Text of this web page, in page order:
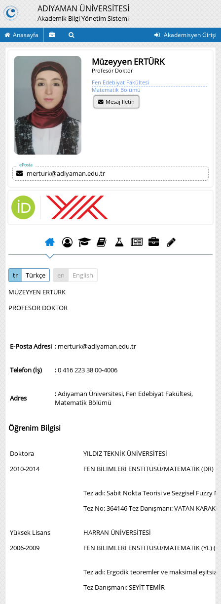
ADIYAMAN ÜNİVERSİTESİ
Akademik Bilgi Yönetim Sistemi
Anasayfa Akademisyen Girişi
Müzeyyen ERTÜRK
Profesör Doktor
Fen Edebiyat Fakültesi
Matematik Bölümü
Mesaj İletin
ePosta
merturk@adiyaman.edu.tr
tr Türkçe en
English
MÜZEYYEN ERTÜRK
PROFESÖR DOKTOR
E-Posta Adresi : merturk@adiyaman.edu.tr
Telefon (İş) :0 416 223 38 00-4006
Adres :Adıyaman Üniversitesi, Fen Edebiyat Fakültesi,
Matematik Bölümü
Öğrenim Bilgisi
Doktora
2010-2014
YILDIZ TEKNİK ÜNİVERSİTESİ
FEN BİLİMLERİ ENSTİTÜSÜ/MATEMATİK (DR)
Tez adı: Sabit Nokta Teorisi ve Sezgisel Fuzzy
Tez No: 364146 Tez Danışmanı: VATAN
Yüksek Lisans
2006-2009
HARRAN ÜNİVERSİTESİ
FEN BİLİMLERİ ENSTİTÜSÜ/MATEMATİK (YL)
Tez adı: Ergodik teoremler ve maksimal
Tez Danışmanı: SEYİT TEMİR